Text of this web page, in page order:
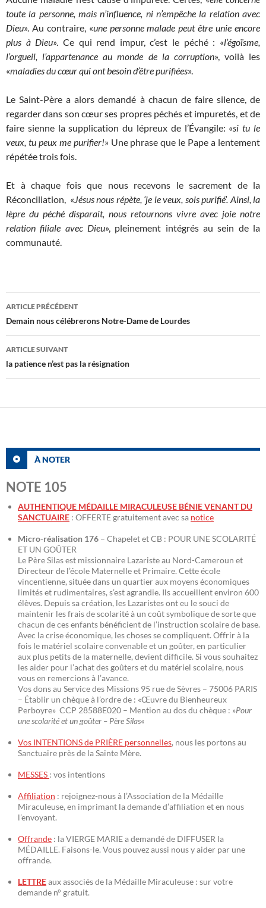
toute la personne, mais n’influence, ni n’empêche la relation avec
Dieu». Au contraire, «une personne malade peut être unie encore
plus à Dieu». Ce qui rend impur, c’est le péché : «l’égoïsme,
l’orgueil, l’appartenance au monde de la corruption», voilà les
«maladies du cœur qui ont besoin d’être purifiées».
Le Saint-Père a alors demandé à chacun de faire silence, de
regarder dans son cœur ses propres péchés et impuretés, et de
faire sienne la supplication du lépreux de l’Évangile: «si tu le
veux, tu peux me purifier!» Une phrase que le Pape a lentement
répétée trois fois.
Et à chaque fois que nous recevons le sacrement de la
Réconciliation, «Jésus nous répète, ‘je le veux, sois purifié’. Ainsi, la
lèpre du péché disparait, nous retournons vivre avec joie notre
relation filiale avec Dieu», pleinement intégrés au sein de la
communauté.
Navigation
des
articles
ARTICLE PRÉCÉDENT
Demain nous célébrerons Notre-Dame de Lourdes
ARTICLE SUIVANT
la patience n’est pas la résignation
À NOTER
NOTE 105
AUTHENTIQUE MÉDAILLE MIRACULEUSE BÉNIE VENANT DU
SANCTUAIRE : OFFERTE gratuitement avec sa notice
Micro-réalisation 176 – Chapelet et CB : POUR UNE SCOLARITÉ
ET UN GOÛTER
Le Père Silas est missionnaire Lazariste au Nord-Cameroun et
Directeur de l’école Maternelle et Primaire. Cette école
vincentienne, située dans un quartier aux moyens économiques
limités et rudimentaires, s’est agrandie. Ils accueillent environ 600
élèves. Depuis sa création, les Lazaristes ont eu le souci de
maintenir les frais de scolarité à un coût symbolique de sorte que
chacun de ces enfants bénéficient de l’instruction scolaire de base.
Avec la crise économique, les choses se compliquent. Offrir à la
fois le matériel scolaire convenable et un goûter, en particulier
aux plus petits de la maternelle, devient difficile. Si vous souhaitez
les aider pour l’achat des goûters et du matériel scolaire, nous
vous en remercions à l’avance.
Vos dons au Service des Missions 95 rue de Sèvres – 75006 PARIS
– Établir un chèque à l’ordre de : «Œuvre du Bienheureux
Perboyre» CCP 28588E020 – Mention au dos du chèque : »Pour
une scolarité et un goûter – Père Silas«
Vos INTENTIONS de PRIÈRE personnelles, nous les portons au
Sanctuaire près de la Sainte Mère.
MESSES : vos intentions
Affiliation : rejoignez-nous à l’Association de la Médaille
Miraculeuse, en imprimant la demande d’affiliation et en nous
l’envoyant.
Offrande : la VIERGE MARIE a demandé de DIFFUSER la
MÉDAILLE. Faisons-le. Vous pouvez aussi nous y aider par une
offrande.
LETTREaux associés de la Médaille Miraculeuse : sur votre
demande n° gratuit.